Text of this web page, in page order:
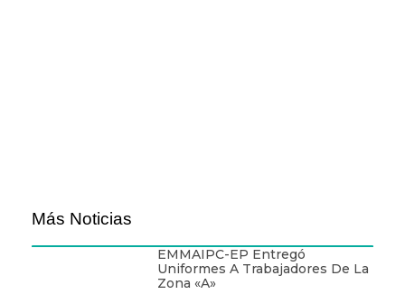
Más Noticias
EMMAIPC-EP Entregó
Uniformes A Trabajadores De La
Zona «A»